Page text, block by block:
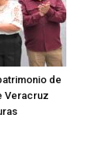
de
Veracruz